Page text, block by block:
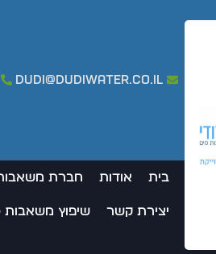
dudi@dudiwater.co.il
בית אודות חברת
יצירת קשר שיפוץ משאבות